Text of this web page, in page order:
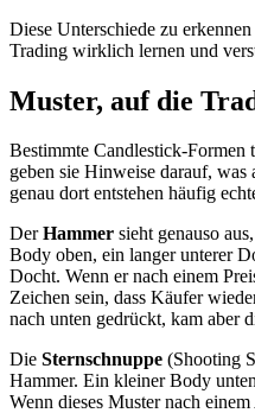
Diese Unterschiede zu
Trading wirklich lernen und
Muster, auf die
Bestimmte Candlestick-
geben sie Hinweise darauf, was
genau dort entstehen häufig
DerHammer sieht genauso
Body oben, ein langer unterer
Docht. Wenn er nach einem
Zeichen sein, dass Käufer
nach unten gedrückt, kam aber
Die Sternschnuppe (Shooting
Hammer. Ein kleiner Body
Wenn dieses Muster nach